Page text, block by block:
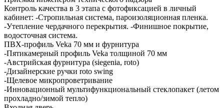
Контроль качества в 3 этапа с фотофиксацией в личный
кабинет: -Стропильная система, пароизоляционная пленка.
-Утепление чердачного перекрытия. -Финишное покрытие,
водосточная система.
ПВХ-профиль Veka 70 мм и фурнитура
-Пятикамерный профиль Veka толщиной 70 мм
-Австрийская фурнитура (siegenia, roto)
-Дизайнерские ручки roto swing
-Щелевое микропроветривание
-Инновационный мультифункциональный стеклопакет (летом
прохладно/зимой тепло)